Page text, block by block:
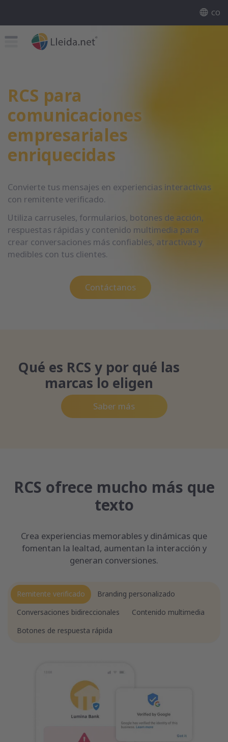
CO
RCS para
comunicaciones
empresariales
enriquecidas
Convierte tus mensajes en experiencias interactivas
con remitente verificado.
Utiliza carruseles, formularios, botones de acción,
respuestas rápidas y contenido multimedia para
crear conversaciones más confiables, atractivas y
medibles con tus clientes.
Contáctanos
Qué es RCS y por qué las
marcas lo eligen
Saber más
RCS ofrece mucho más que
texto
Crea experiencias memorables y dinámicas que
fomentan la lealtad, aumentan la interacción y
generan conversiones.
Remitente verificado
Branding personalizado
Conversaciones bidireccionales
Contenido multimedia
Botones de respuesta rápida